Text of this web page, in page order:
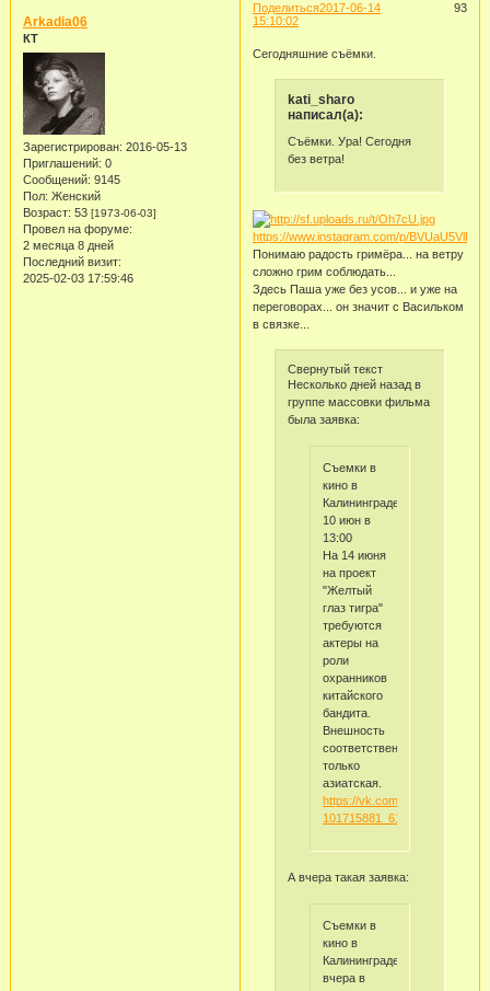
Поделиться 93
2017-06-14
15:10:02
Arkadia06
КТ
Зарегистрирован: 2016-05-13
Приглашений: 0
Сообщений: 9145
Пол: Женский
Возраст: 53 [1973-06-03]
Провел на форуме:
2 месяца 8 дней
Последний визит:
2025-02-03 17:59:46
Сегодняшние съёмки.
kati_sharo
написал(а):
Съёмки. Ура! Сегодня
без ветра!
https://www.instagram.com/p/BVUaU5VlPan/
Понимаю радость гримёра... на ветру
сложно грим соблюдать...
Здесь Паша уже без усов... и уже на
переговорах... он значит с Васильком
в связке...
Свернутый текст
Несколько дней назад в
группе массовки фильма
была заявка:
Съемки в
кино в
Калининграде
10 июн в
13:00
На 14 июня
на проект
"Желтый
глаз тигра"
требуются
актеры на
роли
охранников
китайского
бандита.
Внешность
соответственно
только
азиатская.
https://vk.com/wall-
101715881_6103
А вчера такая заявка:
Съемки в
кино в
Калининграде
вчера в